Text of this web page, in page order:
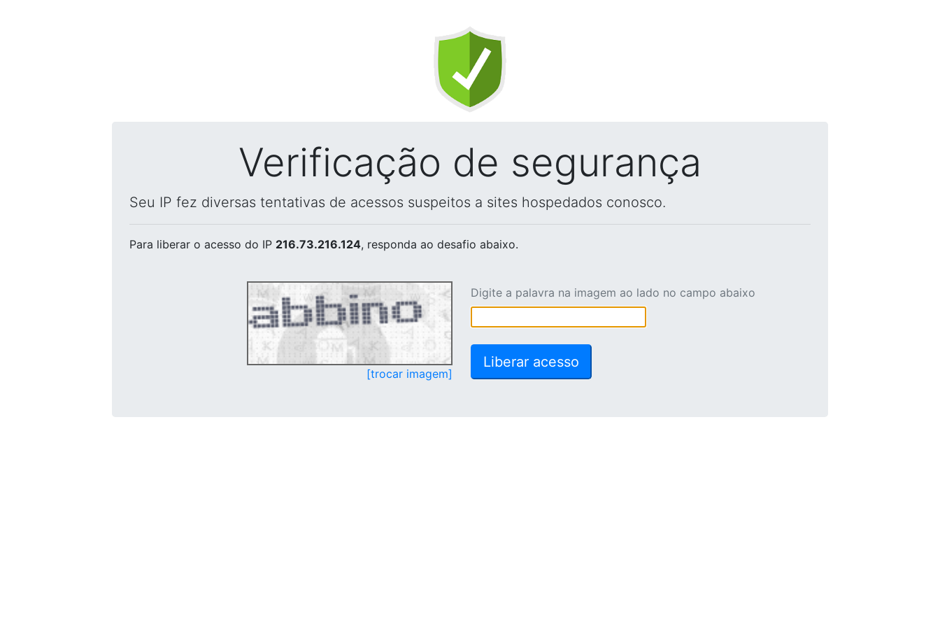
Verificação de segurança
Seu IP fez diversas tentativas de acessos suspeitos a sites hospedados conosco.
Para liberar o acesso do IP 216.73.216.124, responda ao desafio abaixo.
[trocar imagem]
Digite a palavra na imagem ao lado no campo abaixo